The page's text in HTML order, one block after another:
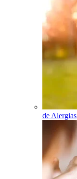
de Alergias